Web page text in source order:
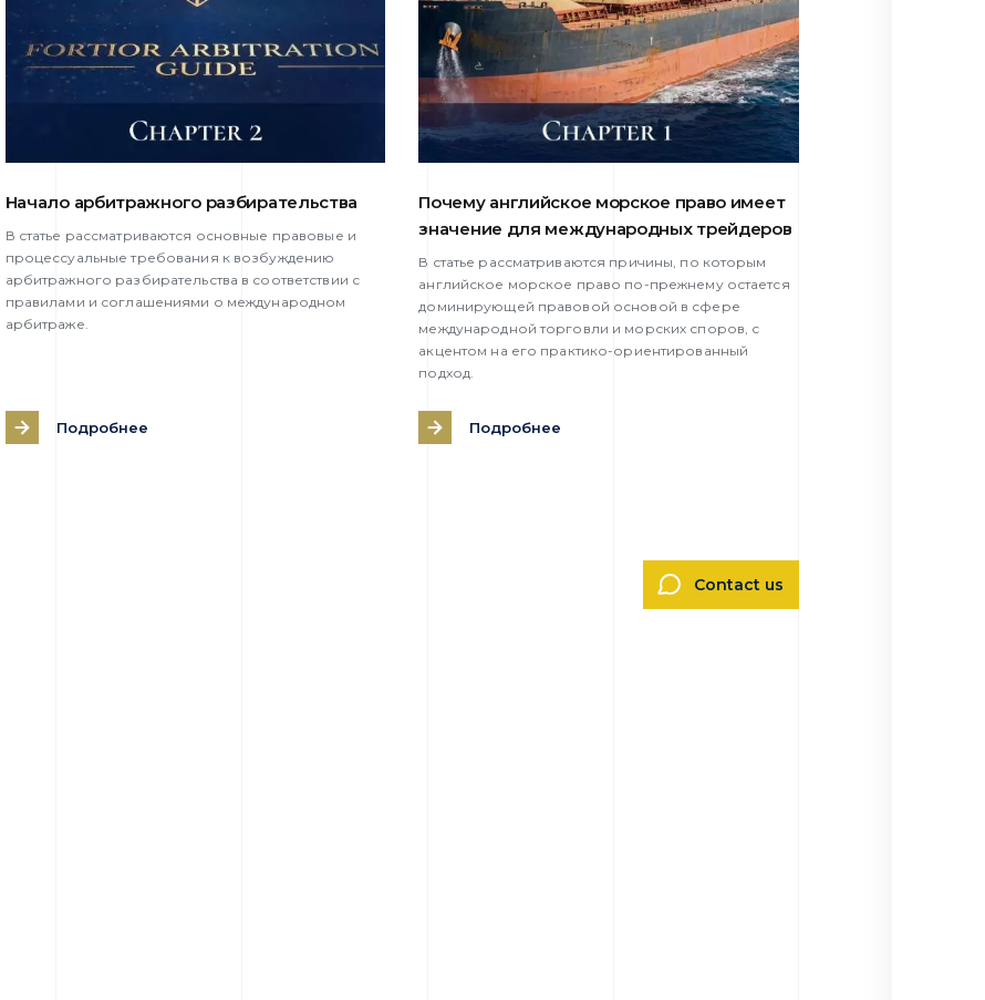
Начало арбитражного разбирательства
В статье рассматриваются основные правовые и
процессуальные требования к возбуждению
арбитражного разбирательства в соответствии с
правилами и соглашениями о международном
арбитраже.
Подробнее
Почему английское морское право имеет
значение для международных трейдеров
В статье рассматриваются причины, по которым
английское морское право по-прежнему остается
доминирующей правовой основой в сфере
международной торговли и морских споров, с
акцентом на его практико-ориентированный
подход.
Подробнее
Contact us